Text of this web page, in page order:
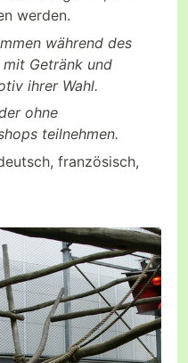
werden.
während des
Getränk und
ihrer Wahl.
ohne
teilnehmen.
französisch,